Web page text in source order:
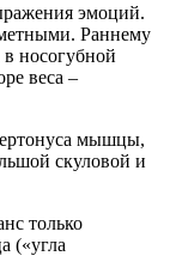
эмоций.
Раннему
носогубной
веса –
мышцы,
скуловой и
только
(«угла